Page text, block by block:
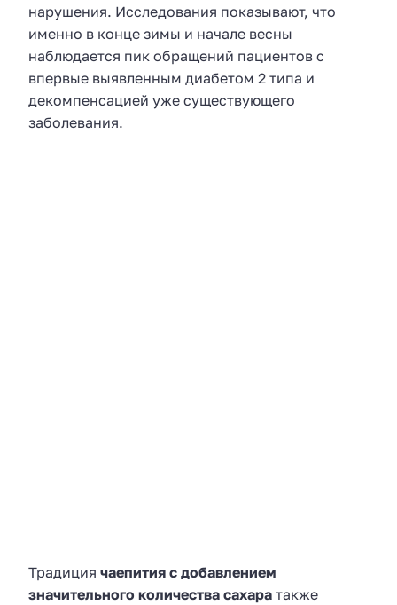
нарушения. Исследования показывают, что
именно в конце зимы и начале весны
наблюдается пик обращений пациентов с
впервые выявленным диабетом 2 типа и
декомпенсацией уже существующего
заболевания.
Традиция чаепития с добавлением
значительного количества сахара также